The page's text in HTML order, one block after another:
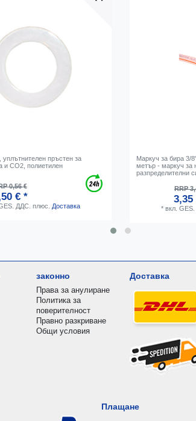
пръстен за
и CO2, полиетилен
0,56 €
€ *
ДДС. плюс. Доставка
Маркуч за бира 3/
метър - маркуч за
разпределителни
RRP
3,35
* вкл.
законно
Права за анулиране
Политика за
поверителност
Правно разкриване
Общи условия
Доставка
Плащане